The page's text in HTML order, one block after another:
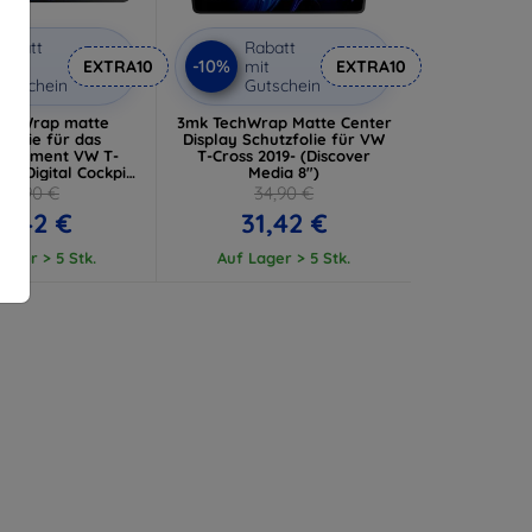
Rabatt
Gutschein
EXTRA10
matte
für das
VW T-
(Digital Cockpit
8")
34,90 €
31,42 €
> 5 Stk.
-10%
Rabatt
mit
Gutschein
EXTRA10
3mk TechWrap Matte Center
Display Schutzfolie für VW
T-Cross 2019- (Discover
Media 8")
34,90 €
31,42 €
Auf Lager > 5 Stk.